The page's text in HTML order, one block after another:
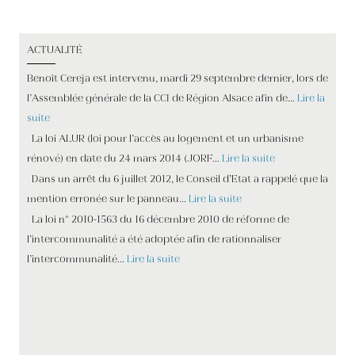
d'un couple kosovar contre le refus du droit au
d’eux un ou deux parents âgés de plus de 50 ans, de
nationalité étrangère et résidant à l’étranger. Le 1 er janvier
2021, les règles applicables aux citoyens de l’UE qui résident
ou s’installent au Royaume-Uni vont changer.Il en va de
même pour les ressortissants britanniques qui vivent ou
s'installent dans un pays de l’UE. Il faut distinguer entre les
membres de la famille de l'UE ou de pays tiers. Plusieurs
ACTUALITÉ
Benoît Cereja est intervenu, mardi 29 septembre dernier, lors de
l’Assemblée générale de la CCI de Région Alsace afin de… Lire la
suite
La loi ALUR (loi pour l’accès au logement et un urbanisme
rénové) en date du 24 mars 2014 (JORF… Lire la suite
Dans un arrêt du 6 juillet 2012, le Conseil d’Etat a rappelé que la
mention erronée sur le panneau… Lire la suite
La loi n° 2010-1563 du 16 décembre 2010 de réforme de
l’intercommunalité a été adoptée afin de rationnaliser
l’intercommunalité… Lire la suite